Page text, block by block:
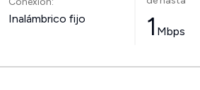
Inalámbrico fijo 1 Mbps